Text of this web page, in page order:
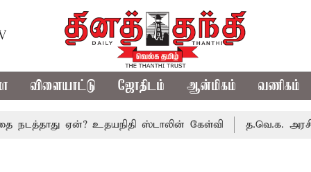
விளையாட்டு ஜோதிடம் ஆன்மிகம் வணிகம்
ஏன்? உதயநிதி ஸ்டாலின் கேள்வி த.வெ.க. அரசின் முதல்